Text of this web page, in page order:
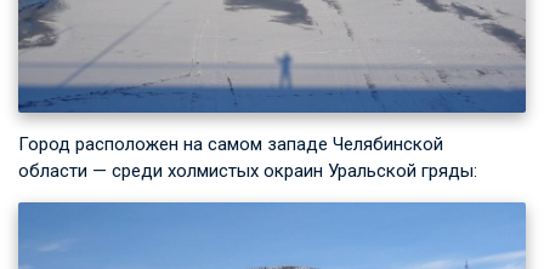
Город расположен на самом западе Челябинской
области — среди холмистых окраин Уральской гряды: